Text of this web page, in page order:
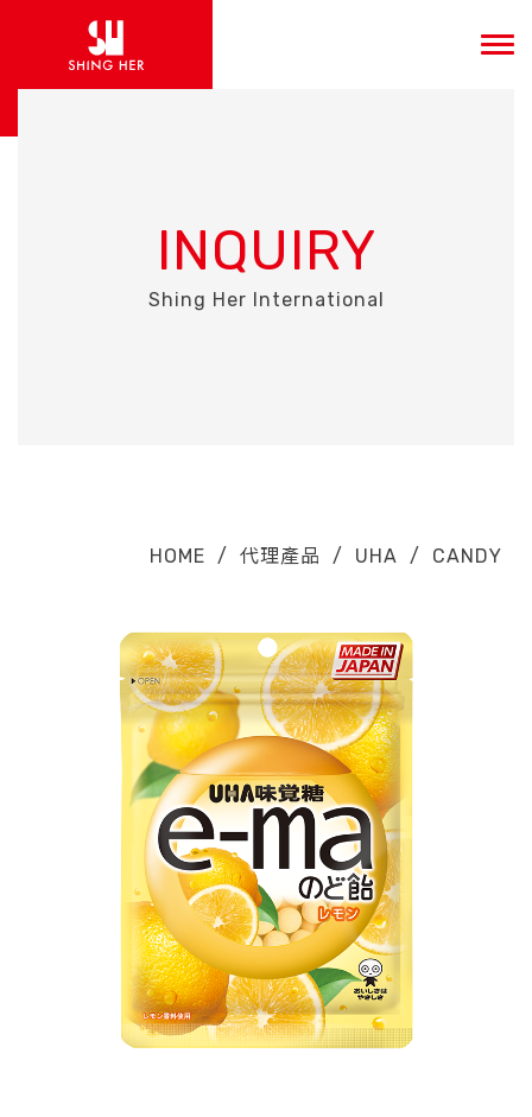
INQUIRY
Shing Her International
HOME / 代理產品 / UHA / CANDY